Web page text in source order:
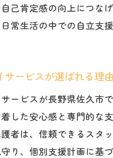
後等デイサービスで学び
支援が生む安心感と学び
と学びを融合した個別支
己肯定感の向上につな
常生活の中での自立支
サービスが選ばれる理
ービスが長野県佐久市
した安心感と専門的な
者は、信頼できるスタ
り、個別支援計画に基